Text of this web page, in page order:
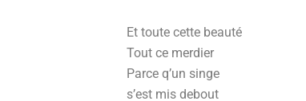
Et toute cette beauté
Tout ce merdier
Parce q’un singe
s’est mis debout